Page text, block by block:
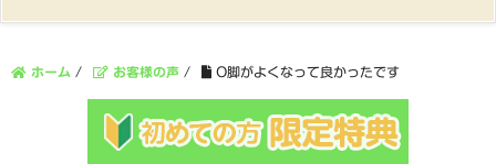
ホーム / お客様の声 / O脚がよくなって良かったです